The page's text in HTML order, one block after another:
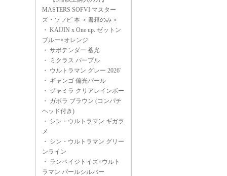
MASTERS SOFVI マスター
ズ・ソフビ 本 ＜書籍のみ＞
・ KAIJIN x One up. ゼットン
ブルー×オレンジ
・ サボテンダー 蓄光
・
ミクラス パープル
・ ウルトラマン グレー 2026'
・ ギャンゴ 偏光パール
・ ジャミラ クリアレインボー
・ ガボラ ブラウン (コンパチ
ヘッド付き)
・ シン・ウルトラマン ギガラ
メ
・ シン・ウルトラマン グリー
ンライン
・ ランペイジトイズ×ウルト
ラマン パールシルバー